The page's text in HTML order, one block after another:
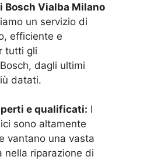
Bosch Vialba Milano
un servizio di
efficiente e
tutti gli
dagli ultimi
datati.
e qualificati: I
sono altamente
vantano una vasta
nella riparazione di